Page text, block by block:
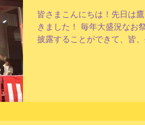
皆さまこんにちは！先日は
きました！ 毎年大盛況なお
披露することができて、皆